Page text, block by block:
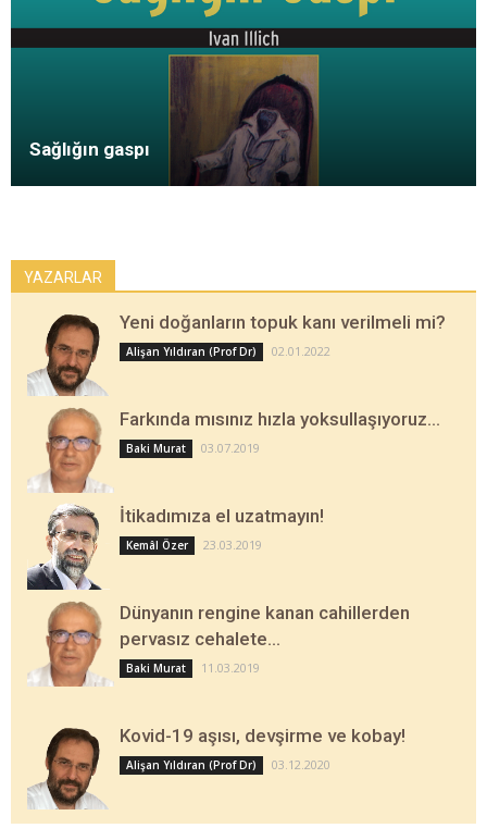
Sağlığın gaspı
YAZARLAR
Yeni doğanların topuk kanı verilmeli mi?
Alişan Yıldıran (Prof Dr) 02.01.2022
Farkında mısınız hızla yoksullaşıyoruz…
Baki Murat 03.07.2019
İtikadımıza el uzatmayın!
Kemâl Özer 23.03.2019
Dünyanın rengine kanan cahillerden
pervasız cehalete…
Baki Murat 11.03.2019
Kovid-19 aşısı, devşirme ve kobay!
Alişan Yıldıran (Prof Dr) 03.12.2020